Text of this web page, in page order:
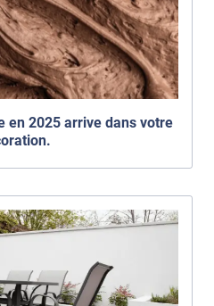
en 2025 arrive dans votre